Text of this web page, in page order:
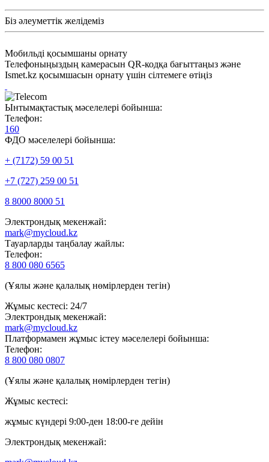
Біз әлеуметтік желідеміз
Мобильді қосымшаны орнату
Телефоныңыздың камерасын QR-кодқа бағыттаңыз және
Ismet.kz қосымшасын орнату үшін сілтемеге өтіңіз
Ынтымақтастық мәселелері бойынша:
Телефон:
160
ФДО мәселелері бойынша:
+ (7172) 59 00 51
+7 (727) 259 00 51
8 8000 8000 51
Электрондық мекенжай:
mark@mycloud.kz
Тауарларды таңбалау жайлы:
Телефон:
8 800 080 6565
(Ұялы және қалалық нөмірлерден тегін)
Жұмыс кестесі: 24/7
Электрондық мекенжай:
mark@mycloud.kz
Платформамен жұмыс істеу мәселелері бойынша:
Телефон:
8 800 080 0807
(Ұялы және қалалық нөмірлерден тегін)
Жұмыс кестесі:
жұмыс күндері 9:00-ден 18:00-ге дейін
Электрондық мекенжай: